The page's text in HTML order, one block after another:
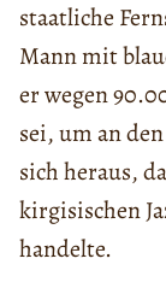
staatliche
Mann mit
er wegen
sei, um an
sich heraus,
kirgisischen
handelte.